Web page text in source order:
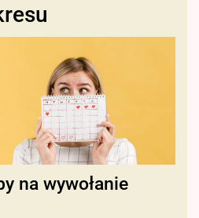
na wywołanie